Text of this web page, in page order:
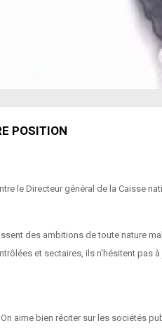
POSITION
le Directeur général de la Caisse
des ambitions de toute nature
et sectaires, ils n’hésitent pas
aime bien réciter sur les sociétés